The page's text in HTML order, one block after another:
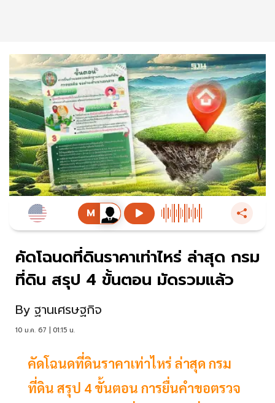
คัดโฉนดที่ดินราคาเท่าไหร่ ล่าสุด กรม
ที่ดิน สรุป 4 ขั้นตอน มัดรวมแล้ว
By ฐานเศรษฐกิจ
10 ม.ค. 67 | 01:15 น.
คัดโฉนดที่ดินราคาเท่าไหร่ ล่าสุด กรม
ที่ดิน สรุป 4 ขั้นตอน การยื่นคำขอตรวจ